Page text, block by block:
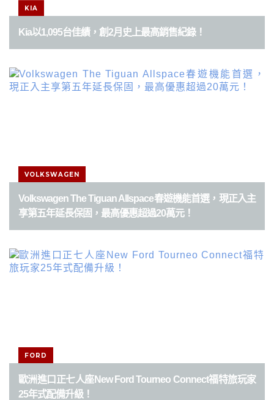
KIA
Kia以1,095台佳績，創2月史上最高銷售紀錄！
VOLKSWAGEN
Volkswagen The Tiguan Allspace春遊機能首選，現正入主
享第五年延長保固，最高優惠超過20萬元！
FORD
歐洲進口正七人座New Ford Tourneo Connect福特旅玩家
25年式配備升級！